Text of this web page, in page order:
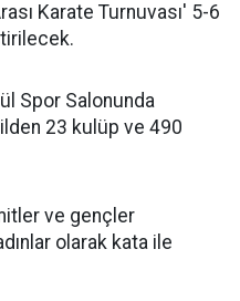
Karate Turnuvası' 5-6
Spor Salonunda
23 kulüp ve 490
ve gençler
olarak kata ile